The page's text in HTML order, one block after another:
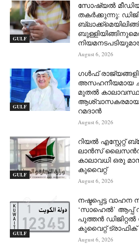
GULF
സോഷ്യൽ മീഡിയ
തകർക്കുന്നു:
August 6, 2026
GULF
ഗൾഫ്
അസഹനീയമായ
മുതൽ
ആശ്വാസകരമായ
റമദാൻ
August 6, 2026
GULF
റിയൽ എസ്റ്റേറ്റ്
ലാൻസ്
കാലാവധി ഒരു
കുവൈറ്റ്
August 6, 2026
GULF
നഷ്ടപ്പെട്ട വാഹന
‘സാഹെൽ’ ആപ്പ്
പുത്തൻ
കുവൈറ്റ് ട്രാഫിക്
August 6, 2026